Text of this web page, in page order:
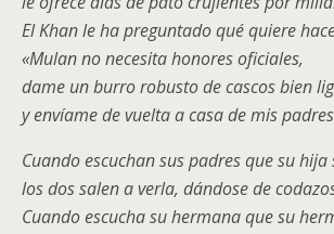
El Khan le ha preguntado qué quiere
«Mulan no necesita honores oficiales,
dame un burro robusto de cascos bien
y envíame de vuelta a casa de mis
Cuando escuchan sus padres que su hija
los dos salen a verla, dándose de
Cuando escucha su hermana que su